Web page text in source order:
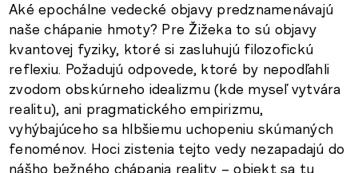
Aké epochálne vedecké objavy predznamenávajú
naše chápanie hmoty? Pre Žižeka to sú objavy
kvantovej fyziky, ktoré si zasluhujú filozofickú
reflexiu. Požadujú odpovede, ktoré by nepodľahli
zvodom obskúrneho idealizmu (kde myseľ vytvára
realitu), ani pragmatického empirizmu,
vyhýbajúceho sa hlbšiemu uchopeniu skúmaných
fenoménov. Hoci zistenia tejto vedy nezapadajú do
nášho bežného chápania reality – objekt sa tu